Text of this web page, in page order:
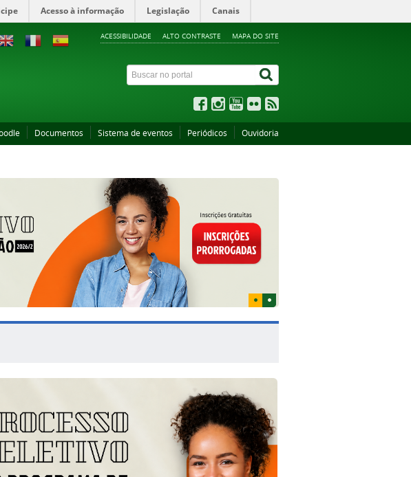
Acesso à informação Legislação Canais
ACESSIBILIDADE ALTO CONTRASTE MAPA DO SITE
Documentos Sistema de eventos Periódicos Ouvidoria